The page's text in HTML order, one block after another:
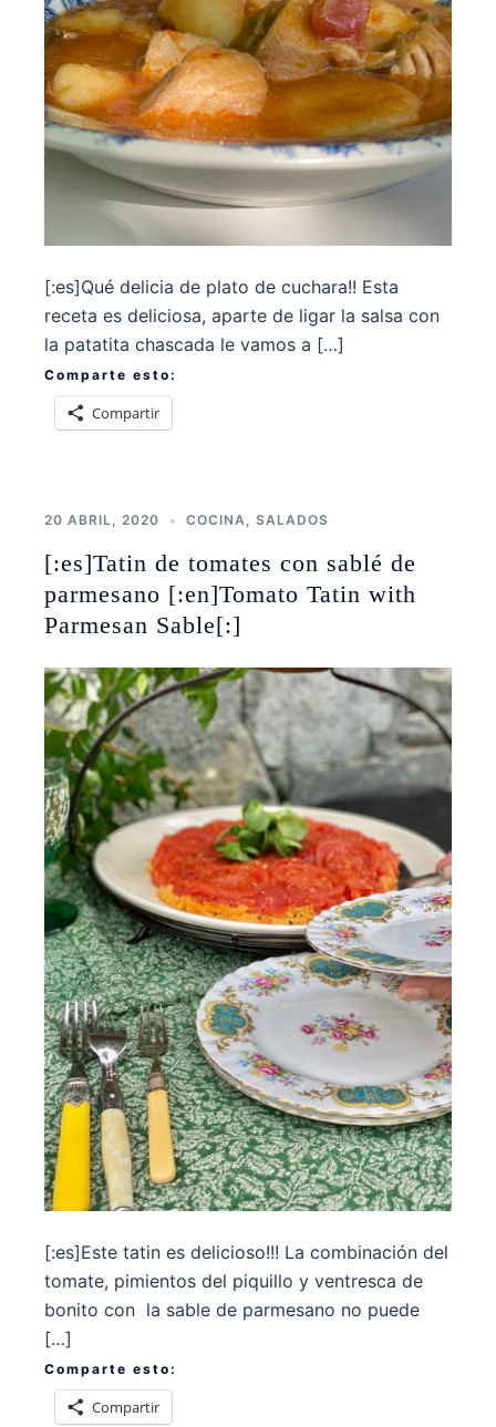
[:es]Qué delicia de plato de cuchara!! Esta
receta es deliciosa, aparte de ligar la salsa con
la patatita chascada le vamos a […]
Comparte esto:
Compartir
20 ABRIL, 2020 COCINA, SALADOS
[:es]Tatin de tomates con sablé de
parmesano [:en]Tomato Tatin with
Parmesan Sable[:]
[:es]Este tatin es delicioso!!! La combinación del
tomate, pimientos del piquillo y ventresca de
bonito con la sable de parmesano no puede
[…]
Comparte esto:
Compartir